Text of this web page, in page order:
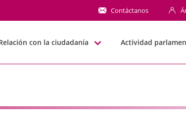
paraContáctanos
con la ciudadanía Actividad